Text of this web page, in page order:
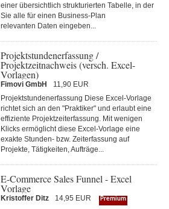
einer übersichtlich strukturierten Tabelle, in der
Sie alle für einen Business-Plan
relevanten Daten eingeben...
Projektstundenerfassung /
Projektzeitnachweis (versch. Excel-
Vorlagen)
Fimovi GmbH
11,90 EUR
Projektstundenerfassung Diese Excel-Vorlage
richtet sich an den "Praktiker" und erlaubt eine
effiziente Projektzeiterfassung. Mit wenigen
Klicks ermöglicht diese Excel-Vorlage eine
exakte Stunden- bzw. Zeiterfassung auf
Projekte, Tätigkeiten, Aufträge...
E-Commerce Sales Funnel - Excel
Vorlage
Kristoffer Ditz 14,95 EUR Premium